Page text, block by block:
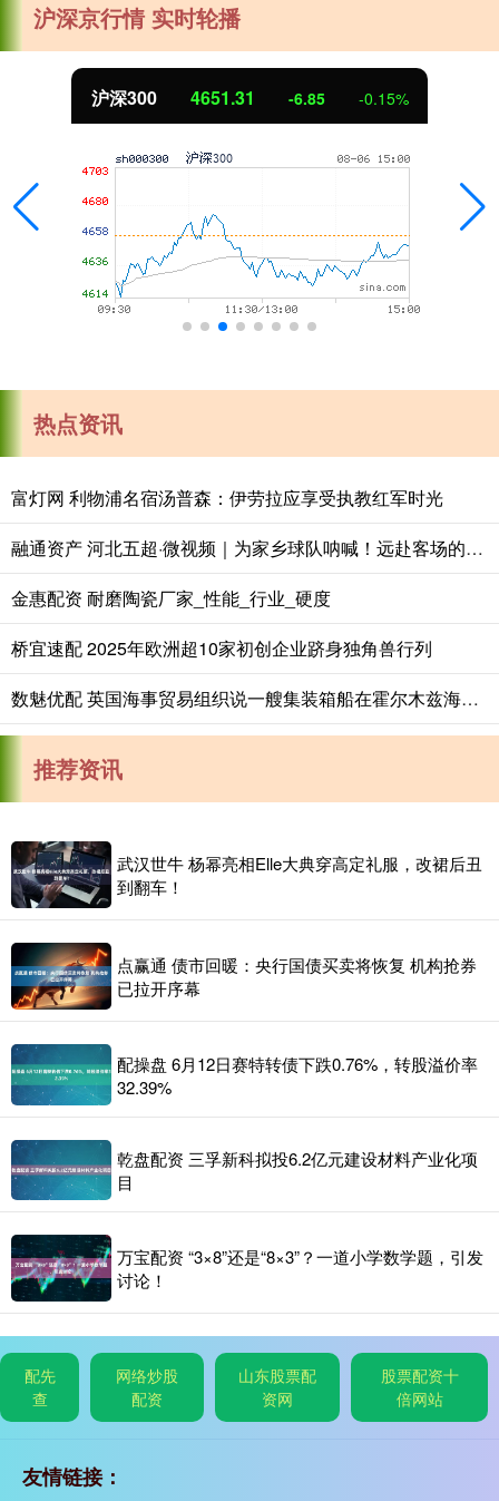
沪深京行情 实时轮播
北证50 1122.88 3.42 0.30%
热点资讯
富灯网 利物浦名宿汤普森：伊劳拉应享受执教红军时光
融通资产 河北五超·微视频｜为家乡球队呐喊！远赴客场的唐山球迷齐唱《唐山，加油！》
金惠配资 耐磨陶瓷厂家_性能_行业_硬度
桥宜速配 2025年欧洲超10家初创企业跻身独角兽行列
数魅优配 英国海事贸易组织说一艘集装箱船在霍尔木兹海峡被击中
推荐资讯
武汉世牛 杨幂亮相Elle大典穿高定礼服，改裙后丑
到翻车！
点赢通 债市回暖：央行国债买卖将恢复 机构抢券
已拉开序幕
配操盘 6月12日赛特转债下跌0.76%，转股溢价率
32.39%
乾盘配资 三孚新科拟投6.2亿元建设材料产业化项
目
万宝配资 “3×8”还是“8×3”？一道小学数学题，引发
讨论！
配先
查
网络炒股
配资
山东股票配
资网
股票配资十
倍网站
友情链接：